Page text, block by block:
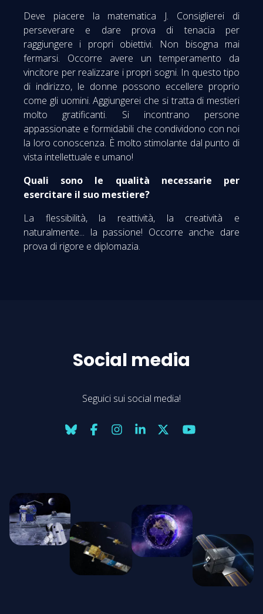
Deve piacere la matematica J. Consiglierei di
perseverare e dare prova di tenacia per
raggiungere i propri obiettivi. Non bisogna mai
fermarsi. Occorre avere un temperamento da
vincitore per realizzare i propri sogni. In questo tipo
di indirizzo, le donne possono eccellere proprio
come gli uomini. Aggiungerei che si tratta di mestieri
molto gratificanti. Si incontrano persone
appassionate e formidabili che condividono con noi
la loro conoscenza. È molto stimolante dal punto di
vista intellettuale e umano!
Quali sono le qualità necessarie per
esercitare il suo mestiere?
La flessibilità, la reattività, la creatività e
naturalmente... la passione! Occorre anche dare
prova di rigore e diplomazia.
Social media
Seguici sui social media!